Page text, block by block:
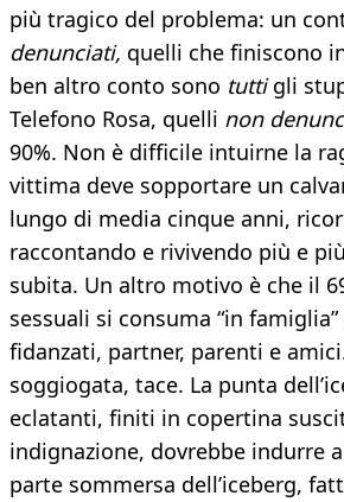
più tragico del problema: un
denunciati, quelli che finiscono
ben altro conto sono tuttigli
Telefono Rosa, quelli non
90%. Non è difficile intuirne la
vittima deve sopportare un
lungo di media cinque anni,
raccontando e rivivendo più e
subita. Un altro motivo è che il
sessuali si consuma “in
fidanzati, partner, parenti e
soggiogata, tace. La punta
eclatanti, finiti in copertina
indignazione, dovrebbe indurre
parte sommersa dell’iceberg,